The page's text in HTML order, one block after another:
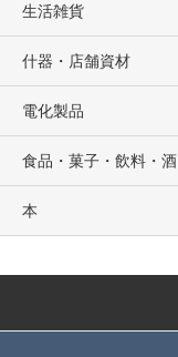
生活雑貨
什器・店舗資材
電化製品
食品・菓子・飲料・酒
本